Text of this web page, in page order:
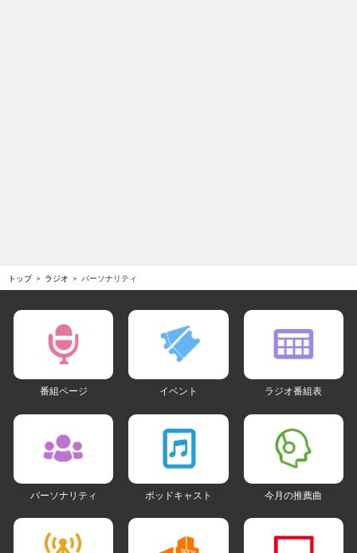
トップ ラジオ パーソナリティ
番組ページ イベント ラジオ番組表
パーソナリティ ポッドキャスト 今月の推薦曲